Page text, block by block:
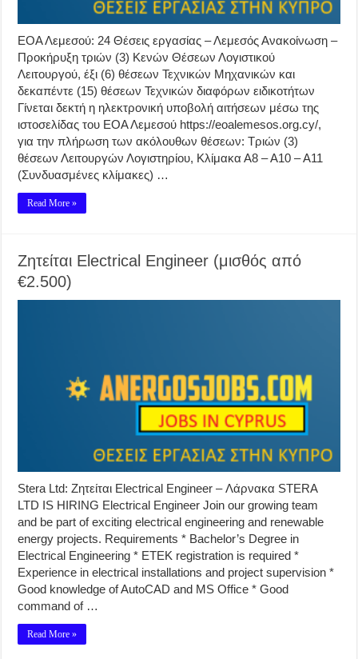
ΕΟΑ Λεμεσού: 24 Θέσεις εργασίας – Λεμεσός Ανακοίνωση –
Προκήρυξη τριών (3) Κενών Θέσεων Λογιστικού
Λειτουργού, έξι (6) θέσεων Τεχνικών Μηχανικών και
δεκαπέντε (15) θέσεων Τεχνικών διαφόρων ειδικοτήτων
Γίνεται δεκτή η ηλεκτρονική υποβολή αιτήσεων μέσω της
ιστοσελίδας του ΕΟΑ Λεμεσού https://eoalemesos.org.cy/,
για την πλήρωση των ακόλουθων θέσεων: Τριών (3)
θέσεων Λειτουργών Λογιστηρίου, Κλίμακα Α8 – Α10 – Α11
(Συνδυασμένες κλίμακες) …
Read More »
Ζητείται Electrical Engineer (μισθός από
€2.500)
Stera Ltd: Ζητείται Electrical Engineer – Λάρνακα STERA
LTD IS HIRING Electrical Engineer Join our growing team
and be part of exciting electrical engineering and renewable
energy projects. Requirements * Bachelor’s Degree in
Electrical Engineering * ETEK registration is required *
Experience in electrical installations and project supervision *
Good knowledge of AutoCAD and MS Office * Good
command of …
Read More »